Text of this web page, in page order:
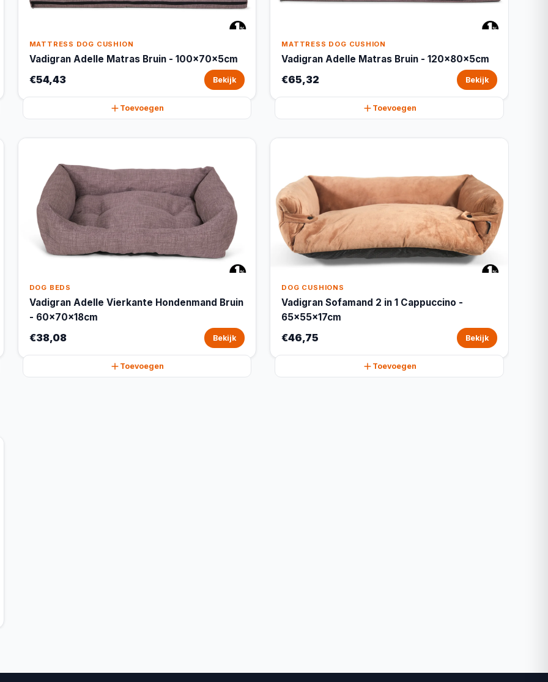
MATTRESS DOG CUSHION
Vadigran Adelle Matras Bruin - 100x70x5cm
€54,43 Bekijk
Toevoegen
MATTRESS DOG CUSHION
Vadigran Adelle Matras Bruin - 120x80x5cm
€65,32 Bekijk
Toevoegen
DOG BEDS
Vadigran Adelle Vierkante Hondenmand Bruin
- 60x70x18cm
€38,08 Bekijk
Toevoegen
DOG CUSHIONS
Vadigran Sofamand 2 in 1 Cappuccino -
65x55x17cm
€46,75 Bekijk
Toevoegen